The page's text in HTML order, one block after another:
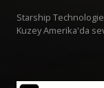
Starship
Kuzey Amerika'da